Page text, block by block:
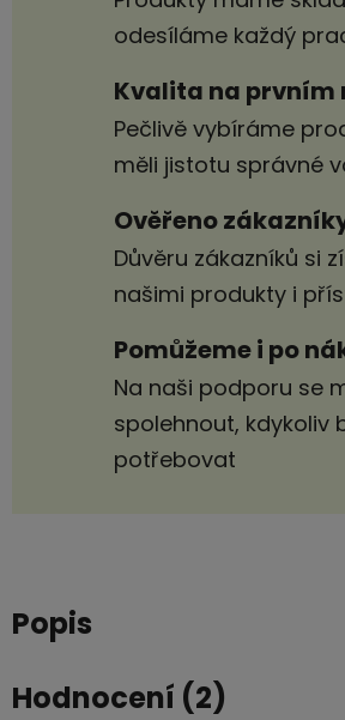
odesíláme každý
Kvalita na prvním
Pečlivě vybíráme
měli jistotu správné
Ověřeno
Důvěru zákazníků si
našimi produkty i
Pomůžeme i po
Na naši podporu se
spolehnout, kdykoliv
potřebovat
Popis
Hodnocení (2)